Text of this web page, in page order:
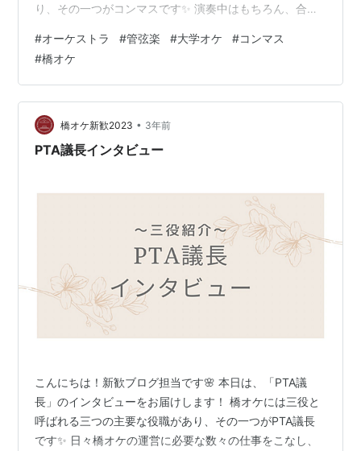
り、その一つがコンマスです✨ 演奏中はもちろん、合奏
して支えてくださっているコンマス、音楽に真摯に向き
合う姿は団員皆の憧れです✨そしてなんといっても真面
目なだけじゃない！合宿では持参したちいかわかるたで
誰よりも盛り上がっちゃうお茶目な一面もあります😆 そ
んな素敵なコンマスと橋オケで一緒に演奏しませんか？
（ちなみに写真は国立のロージナ茶房です！ワ…
#オーケストラ #管弦楽 #大学オケ #コンマス
#橋オケ
橋オケ新歓2023 • 3年前
PTA議長インタビュー
こんにちは！新歓ブログ担当です🌸 本日は、「PTA議
長」のインタビューをお届けします！ 橋オケには三役と
呼ばれる三つの主要な役職があり、その一つがPTA議長
です✨ 日々橋オケの運営に必要な数々の仕事をこなし、